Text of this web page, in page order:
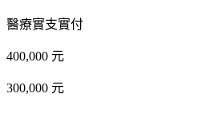
醫療實支實付
400,000 元
300,000 元